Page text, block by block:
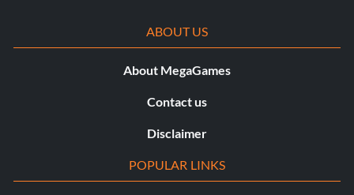
ABOUT US
About MegaGames
Contact us
Disclaimer
POPULAR LINKS